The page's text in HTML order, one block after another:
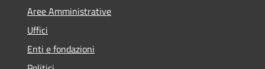
Aree Amministrative
Uffici
Enti e fondazioni